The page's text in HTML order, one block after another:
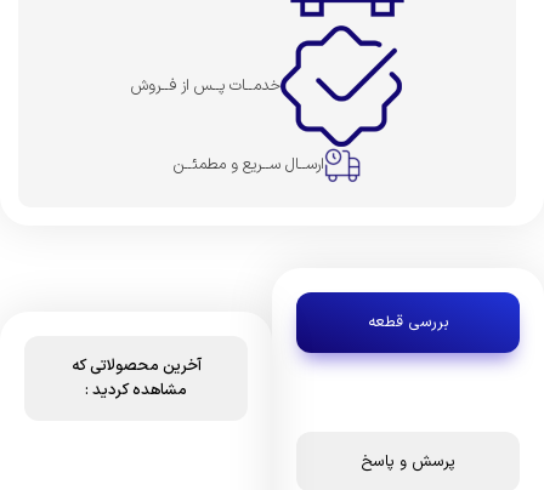
خدمــات پــس از فــروش
ارســال ســریع و مطمئــن
بررسی قطعه
پرسش و پاسخ
آخرین محصولاتی که
مشاهده کردید :